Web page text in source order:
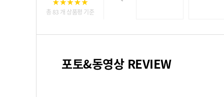
총 83 개 상품평 기준
포토&동영상 REVIEW